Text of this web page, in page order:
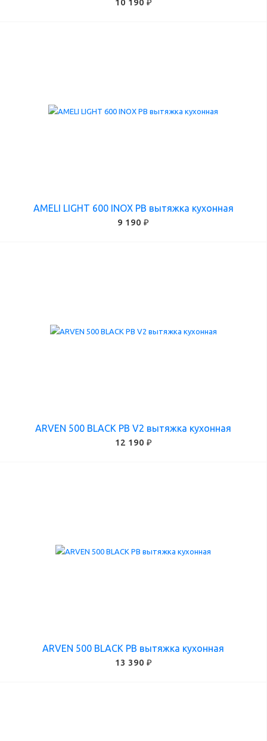
AMELI LIGHT 600 INOX PB вытяжка кухонная
9 190 ₽
ARVEN 500 BLACK PB V2 вытяжка кухонная
12 190 ₽
ARVEN 500 BLACK PB вытяжка кухонная
13 390 ₽